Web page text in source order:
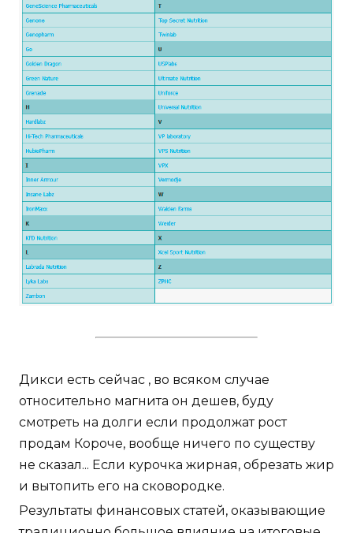
Дикси есть сейчас , во всяком случае
относительно магнита он дешев, буду
смотреть на долги если продолжат рост
продам Короче, вообще ничего по существу
не сказал... Если курочка жирная, обрезать жир
и вытопить его на сковородке.
Результаты финансовых статей, оказывающие